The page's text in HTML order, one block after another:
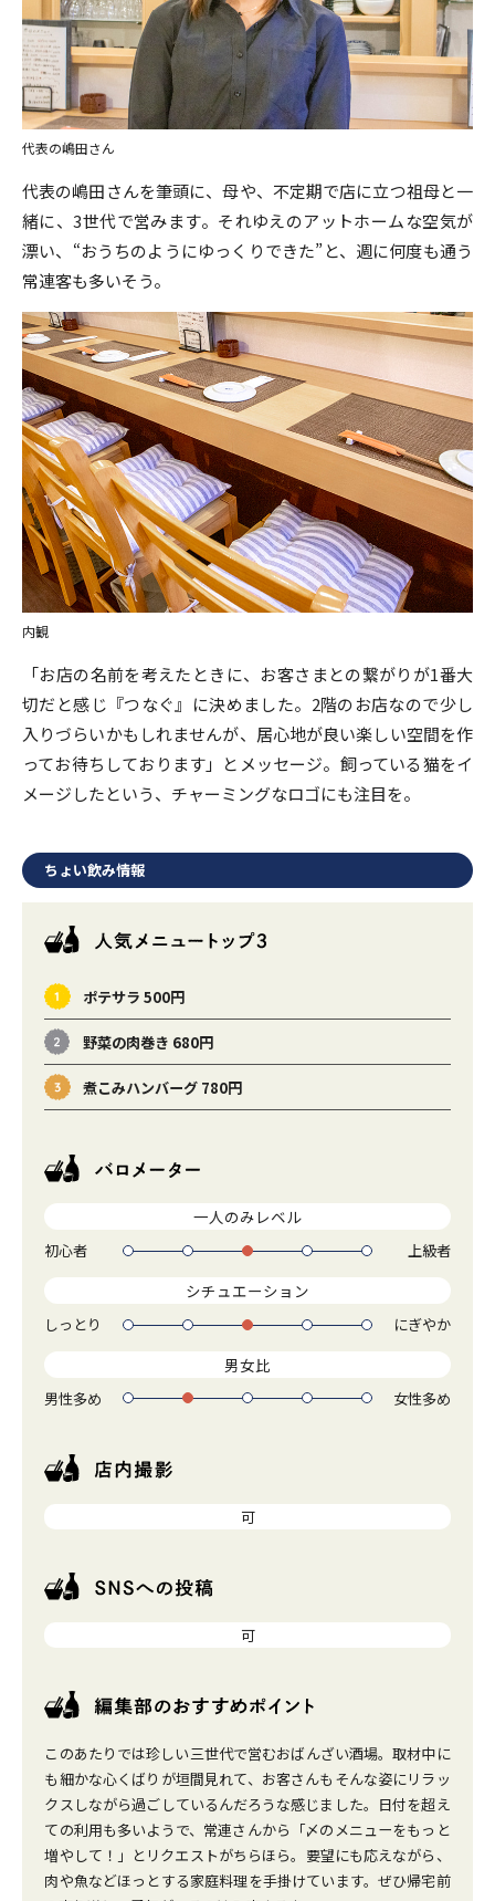
代表の嶋田さん
代表の嶋田さんを筆頭に、母や、不定期で店に立つ祖母と一
緒に、3世代で営みます。それゆえのアットホームな空気が
漂い、“おうちのようにゆっくりできた”と、週に何度も通う
常連客も多いそう。
内観
「お店の名前を考えたときに、お客さまとの繋がりが1番大
切だと感じ『つなぐ』に決めました。2階のお店なので少し
入りづらいかもしれませんが、居心地が良い楽しい空間を作
ってお待ちしております」とメッセージ。飼っている猫をイ
メージしたという、チャーミングなロゴにも注目を。
ちょい飲み情報
ポテサラ 500円
野菜の肉巻き 680円
煮こみハンバーグ 780円
一人のみレベル
初心者 1 2 3 4 5 上級者
シチュエーション
しっとり 1 2 3 4 5 にぎやか
男女比
男性多め 1 2 女性多め
可
可
このあたりでは珍しい三世代で営むおばんざい酒場。取材中に
も細かな心くばりが垣間見れて、お客さんもそんな姿にリラッ
クスしながら過ごしているんだろうな感じました。日付を超え
ての利用も多いようで、常連さんから「〆のメニューをもっと
増やして！」とリクエストがちらほら。要望にも応えながら、
肉や魚などほっとする家庭料理を手掛けています。ぜひ帰宅前